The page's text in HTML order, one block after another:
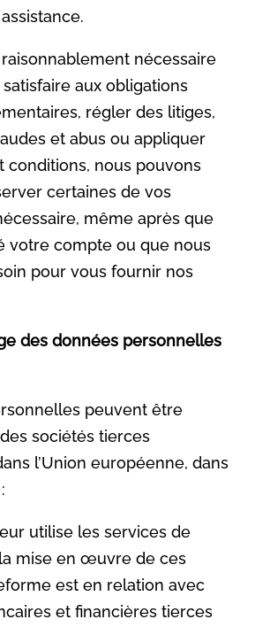
nécessaire
aux obligations
régler des litiges,
et abus ou appliquer
conditions, nous pouvons
certaines de vos
même après que
votre compte ou que nous
pour vous fournir nos
des données personnelles
peuvent être
sociétés tierces
l’Union européenne, dans
utilise les services de
mise en œuvre de ces
est en relation avec
et financières tierces